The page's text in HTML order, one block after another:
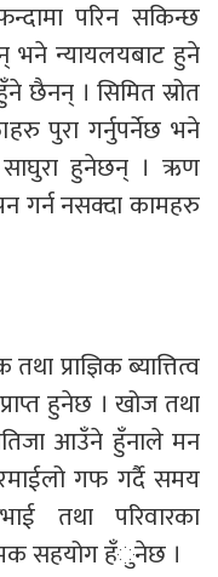
परिन सकिन्छ
भने न्यायलयबाट हुने
छैनन् । सिमित स्रोत
पुरा गर्नुपर्नेछ भने
साघुरा हुनेछन् । ऋण
गर्न नसक्दा कामहरु
प्राज्ञिक ब्यात्तित्व
हुनेछ । खोज तथा
आउँने हुँनाले मन
गफ गर्दै समय
तथा परिवारका
सहयोग हँुनेछ ।